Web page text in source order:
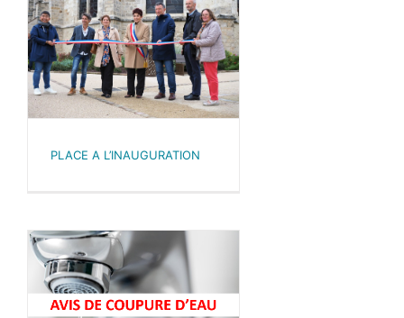
PLACE A L’INAUGURATION